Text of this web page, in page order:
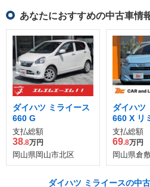
あなたにおすすめの中古車情
ダイハツ ミライース
660 G
支払総額
38.8万円
岡山県岡山市北区
ダイハツ
660 X リ
III
支払総額
69.8万円
岡山県倉
ダイハツ ミライースの中